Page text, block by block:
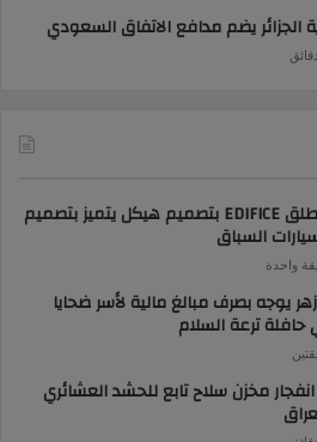
الجزائر يضم مدافع الاتفاق السعودي
Casio تطلق EDIFICE بتصميم هيكل يتميز بتصميم
السباق
واحدة
يوجه بصرف مبالغ مالية لأسر ضحايا
ترعة السلام
مخزن سلاح تابع للحشد العشائري